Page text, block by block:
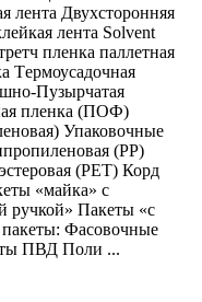
лента Двухсторонняя
лента Solvent
пленка паллетная
Tермоусадочная
Пузырчатая
пленка (ПОФ)
Упаковочные
(PP)
(PET) Корд
«майка» с
ручкой» Пакеты «с
Фасовочные
ПВД Поли ...